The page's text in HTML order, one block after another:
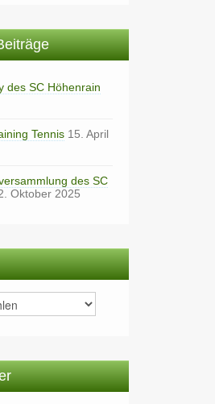
des SC Höhenrain
Tennis 15. April
des SC
Oktober 2025